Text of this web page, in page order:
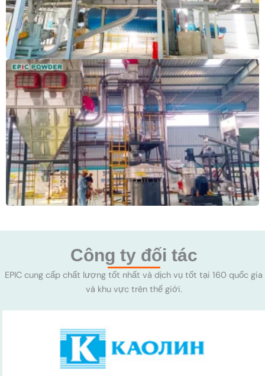
Công ty đối tác
EPIC cung cấp chất lượng tốt nhất và dịch vụ tốt tại 160 quốc gia
và khu vực trên thế giới.